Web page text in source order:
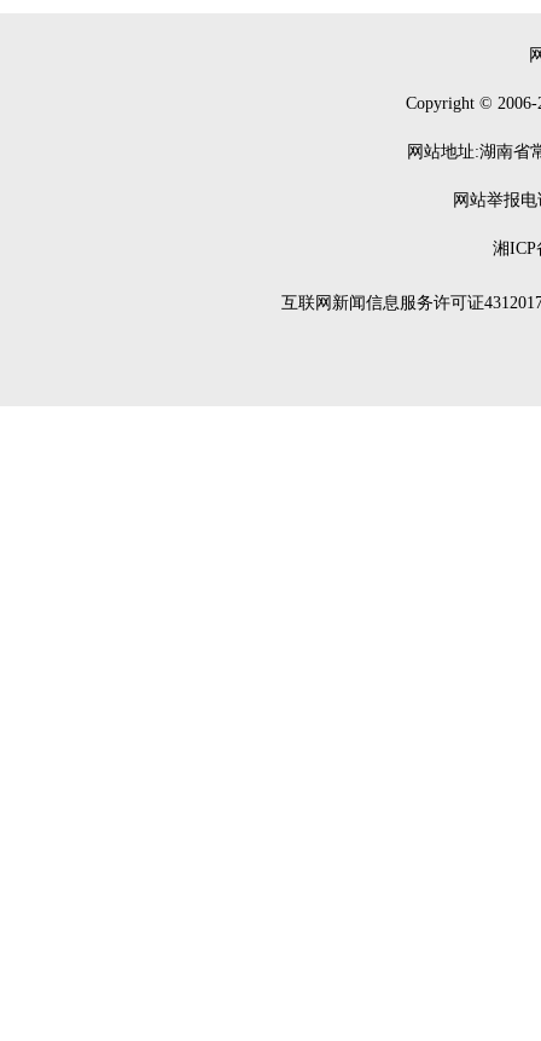
Copyright © 2006-
网站地址:湖南省
网站举报
湘ICP
互联网新闻信息服务许可证